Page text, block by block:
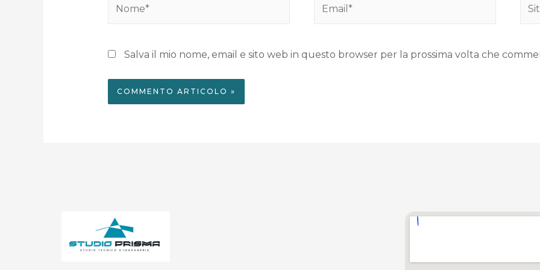
Salva il mio nome, email e sito web in questo browser per la prossima volta che